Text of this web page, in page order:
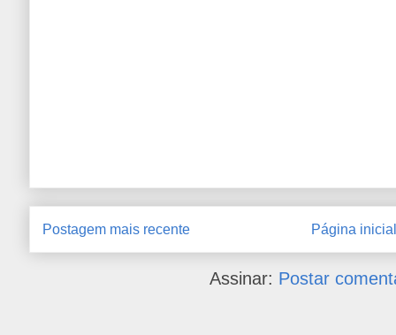
Postagem mais recente Página inicial
Assinar: Postar